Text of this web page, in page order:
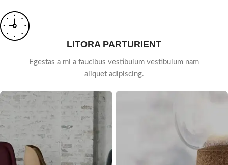
LITORA PARTURIENT
Egestas a mi a faucibus vestibulum vestibulum nam
aliquet adipiscing.